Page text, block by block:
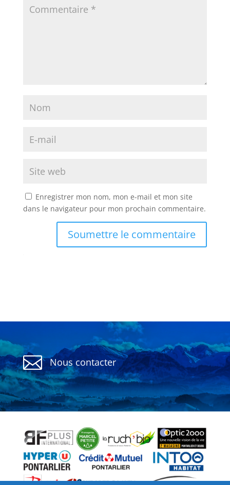
Enregistrer mon nom, mon e-mail et mon site
dans le navigateur pour mon prochain commentaire.
Soumettre le commentaire
 Nous contacter
CGU